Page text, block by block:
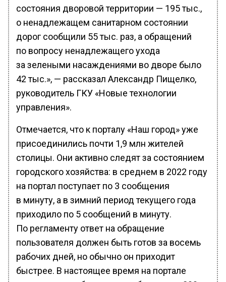
состояния дворовой территории — 195 тыс.,
о ненадлежащем санитарном состоянии
дорог сообщили 55 тыс. раз, а обращений
по вопросу ненадлежащего ухода
за зелеными насаждениями во дворе было
42 тыс.», — рассказал Александр Пищелко,
руководитель ГКУ «Новые технологии
управления».
Отмечается, что к порталу «Наш город» уже
присоединились почти 1,9 млн жителей
столицы. Они активно следят за состоянием
городского хозяйства: в среднем в 2022 году
на портал поступает по 3 сообщения
в минуту, а в зимний период текущего года
приходило по 5 сообщений в минуту.
По регламенту ответ на обращение
пользователя должен быть готов за восемь
рабочих дней, но обычно он приходит
быстрее. В настоящее время на портале